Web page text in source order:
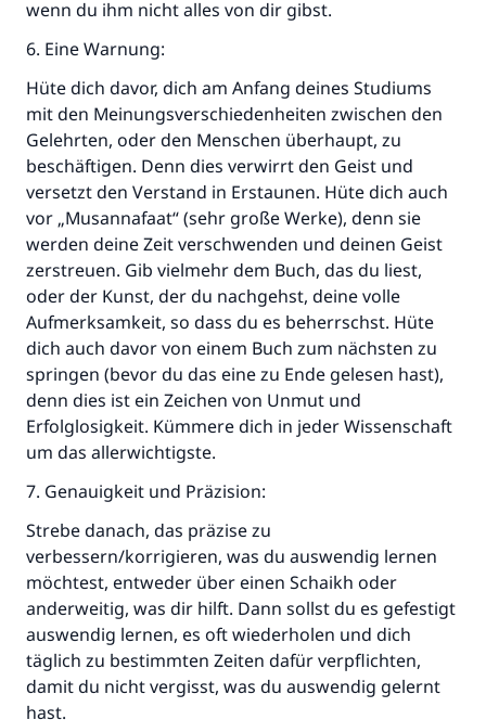
wenn du ihm nicht alles von dir gibst.
6. Eine Warnung:
Hüte dich davor, dich am Anfang deines Studiums
mit den Meinungsverschiedenheiten zwischen den
Gelehrten, oder den Menschen überhaupt, zu
beschäftigen. Denn dies verwirrt den Geist und
versetzt den Verstand in Erstaunen. Hüte dich auch
vor „Musannafaat“ (sehr große Werke), denn sie
werden deine Zeit verschwenden und deinen Geist
zerstreuen. Gib vielmehr dem Buch, das du liest,
oder der Kunst, der du nachgehst, deine volle
Aufmerksamkeit, so dass du es beherrschst. Hüte
dich auch davor von einem Buch zum nächsten zu
springen (bevor du das eine zu Ende gelesen hast),
denn dies ist ein Zeichen von Unmut und
Erfolglosigkeit. Kümmere dich in jeder Wissenschaft
um das allerwichtigste.
7. Genauigkeit und Präzision:
Strebe danach, das präzise zu
verbessern/korrigieren, was du auswendig lernen
möchtest, entweder über einen Schaikh oder
anderweitig, was dir hilft. Dann sollst du es gefestigt
auswendig lernen, es oft wiederholen und dich
täglich zu bestimmten Zeiten dafür verpflichten,
damit du nicht vergisst, was du auswendig gelernt
hast.
Die Antwort Nr. 110845 rettete eine
Ehe.
Unterstütze die Arbeit von Islam Q&A
Der Prophet -Allahs Segen und Frieden auf
ihm- sagte:
"Wer zum Guten aufruft, hat den Lohn
desjenigen, der sie durchführt."
(MUSLIM 1893)
Beitrag dazu